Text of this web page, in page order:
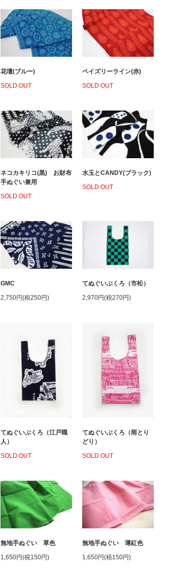
花壇(ブルー)
SOLD OUT
ペイズリーライン(赤)
SOLD OUT
ネコカキリコ(黒) お財布
手ぬぐい兼用
SOLD OUT
水玉とCANDY(ブラック)
SOLD OUT
GMC
2,750円(税250円)
てぬぐいぶくろ（市松）
2,970円(税270円)
てぬぐいぶくろ（江戸職
人）
SOLD OUT
てぬぐいぶくろ（雨とり
どり）
SOLD OUT
無地手ぬぐい 草色
1,650円(税150円)
無地手ぬぐい 薄紅色
1,650円(税150円)